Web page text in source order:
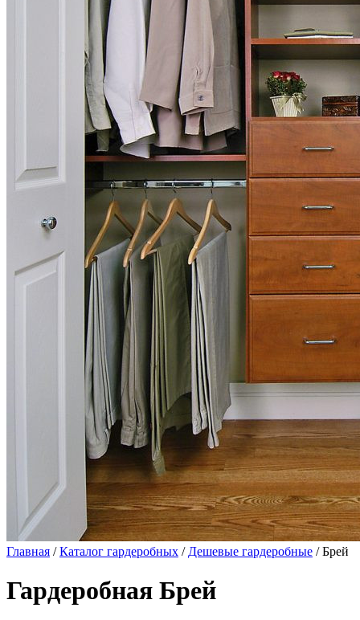
Главная /Каталог гардеробных / Дешевые гардеробные / Брей
Гардеробная Брей